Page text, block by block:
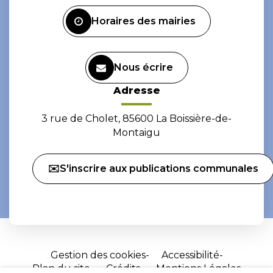
Horaires des mairies
Nous écrire
Adresse
3 rue de Cholet, 85600 La Boissière-de-
Montaigu
✉️S'inscrire aux publications communales
Gestion des cookies
Accessibilité
Plan du site
Crédits Mentions Légales